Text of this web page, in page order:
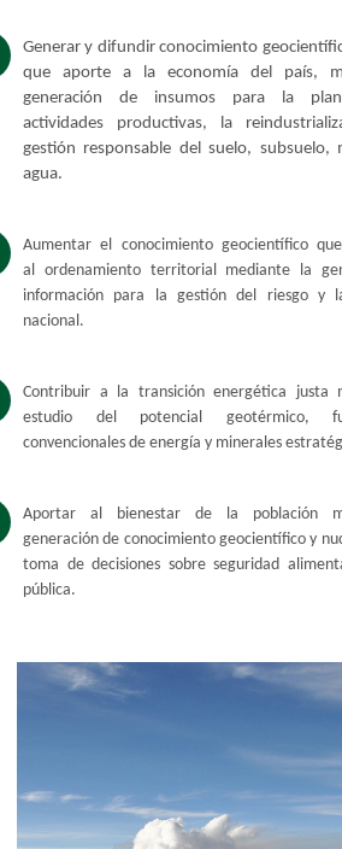
Generar y difundir conocimiento
que aporte a la economía del país,
generación de insumos para la
actividades productivas, la
gestión responsable del suelo, subsuelo,
agua.
Aumentar el conocimiento geocientífico
al ordenamiento territorial mediante la
información para la gestión del riesgo y
nacional.
Contribuir a la transición energética justa
estudio del potencial geotérmico,
convencionales de energía y minerales
Aportar al bienestar de la población
generación de conocimiento geocientífico y
toma de decisiones sobre seguridad
pública.